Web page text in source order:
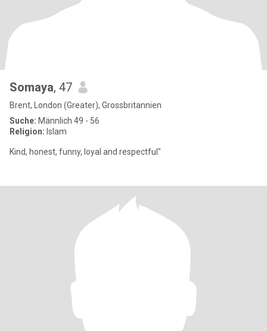
Somaya, 47
Brent, London (Greater), Grossbritannien
Suche: Männlich 49 - 56
Religion: Islam
Kind, honest, funny, loyal and respectful"